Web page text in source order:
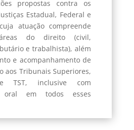
propostas contra os
Estadual, Federal e
atuação compreende
do direito (civil,
e trabalhista), além
e acompanhamento de
aos Tribunais Superiores,
TST, inclusive com
oral em todos esses